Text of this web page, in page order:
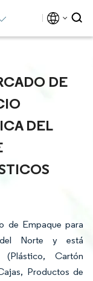
DE
DEL
de Empaque para
Norte y está
Cartón
Productos de